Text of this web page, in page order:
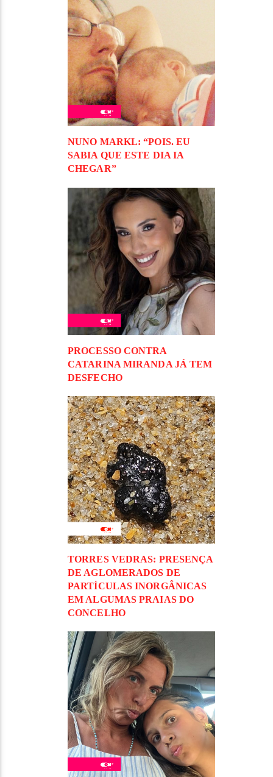
NUNO MARKL: “POIS. EU
SABIA QUE ESTE DIA IA
CHEGAR”
PROCESSO CONTRA
CATARINA MIRANDA JÁ TEM
DESFECHO
TORRES VEDRAS: PRESENÇA
DE AGLOMERADOS DE
PARTÍCULAS INORGÂNICAS
EM ALGUMAS PRAIAS DO
CONCELHO